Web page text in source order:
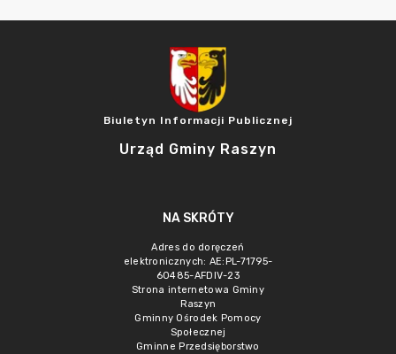
Biuletyn Informacji Publicznej
Urząd Gminy Raszyn
NA SKRÓTY
Adres do doręczeń
elektronicznych: AE:PL-71795-
60485-AFDIV-23
Strona internetowa Gminy
Raszyn
Gminny Ośrodek Pomocy
Społecznej
Gminne Przedsięborstwo